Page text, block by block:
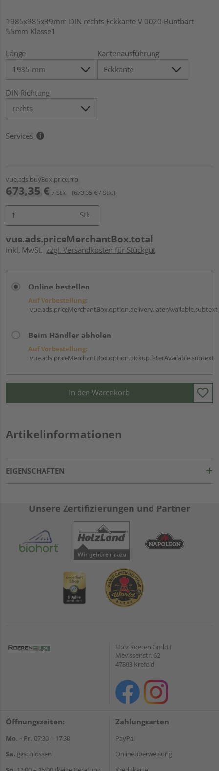
1985x985x39mm DIN rechts Eckkante V 0020 Buntbart
55mm Klasse1
Länge Kantenausführung
DIN Richtung
Services
vue.ads.buyBox.price.rrp
673,35 € / Stk. (673,35 € / Stk.)
Stk.
vue.ads.priceMerchantBox.total
inkl. MwSt. zzgl. Versandkosten für Stückgut
Online bestellen
Auf Vorbestellung:
vue.ads.priceMerchantBox.option.delivery.laterAvailable.subtext
Beim Händler abholen
Auf Vorbestellung:
vue.ads.priceMerchantBox.option.pickup.laterAvailable.subtext
In den Warenkorb
Artikelinformationen
EIGENSCHAFTEN
Unsere Zertifizierungen und Partner
Holz Roeren GmbH
Mevissenstr. 62
47803 Krefeld
Öffnungszeiten:
Mo. – Fr. 07:30 – 17:30
Sa. geschlossen
Zahlungsarten
PayPal
Onlineüberweisung